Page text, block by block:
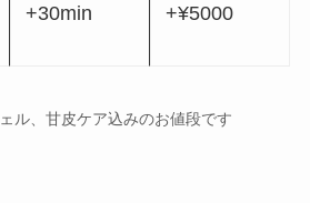
+30min +¥5000
甘皮ケア込みのお値段です